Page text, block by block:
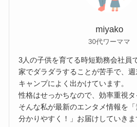
miyako
30代ワーママ
3人の子供を育てる時短勤務会社員
家でダラダラすることが苦手で、
キャンプによく出かけています。
性格はせっかちなので、効率重視タ
そんな私が最新のエンタメ情報を「
分かりやすく！」お届けしていきま